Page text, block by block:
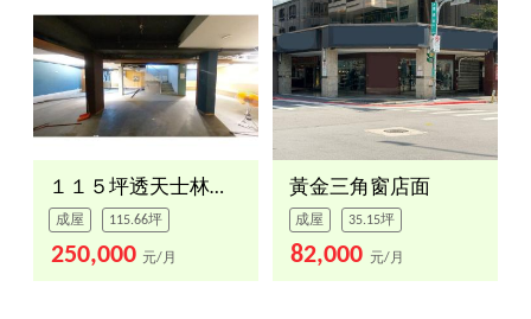
１１５坪透天士林夜市誠租
成屋 115.66坪
250,000 元/月
黃金三角窗店面
成屋 35.15坪
82,000 元/月